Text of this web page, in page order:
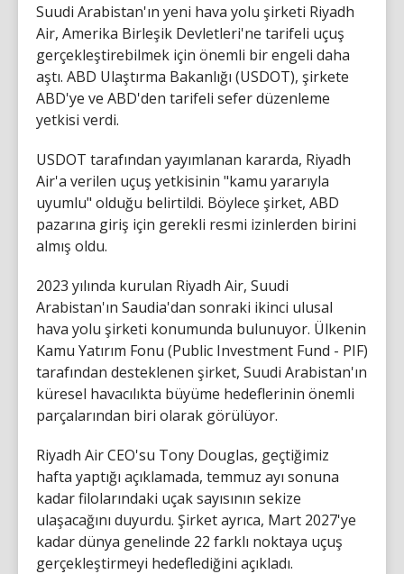
Suudi Arabistan'ın yeni hava yolu şirketi Riyadh
Air, Amerika Birleşik Devletleri'ne tarifeli uçuş
gerçekleştirebilmek için önemli bir engeli daha
aştı. ABD Ulaştırma Bakanlığı (USDOT), şirkete
ABD'ye ve ABD'den tarifeli sefer düzenleme
yetkisi verdi.
USDOT tarafından yayımlanan kararda, Riyadh
Air'a verilen uçuş yetkisinin "kamu yararıyla
uyumlu" olduğu belirtildi. Böylece şirket, ABD
pazarına giriş için gerekli resmi izinlerden birini
almış oldu.
2023 yılında kurulan Riyadh Air, Suudi
Arabistan'ın Saudia'dan sonraki ikinci ulusal
hava yolu şirketi konumunda bulunuyor. Ülkenin
Kamu Yatırım Fonu (Public Investment Fund - PIF)
tarafından desteklenen şirket, Suudi Arabistan'ın
küresel havacılıkta büyüme hedeflerinin önemli
parçalarından biri olarak görülüyor.
Riyadh Air CEO'su Tony Douglas, geçtiğimiz
hafta yaptığı açıklamada, temmuz ayı sonuna
kadar filolarındaki uçak sayısının sekize
ulaşacağını duyurdu. Şirket ayrıca, Mart 2027'ye
kadar dünya genelinde 22 farklı noktaya uçuş
gerçekleştirmeyi hedeflediğini açıkladı.